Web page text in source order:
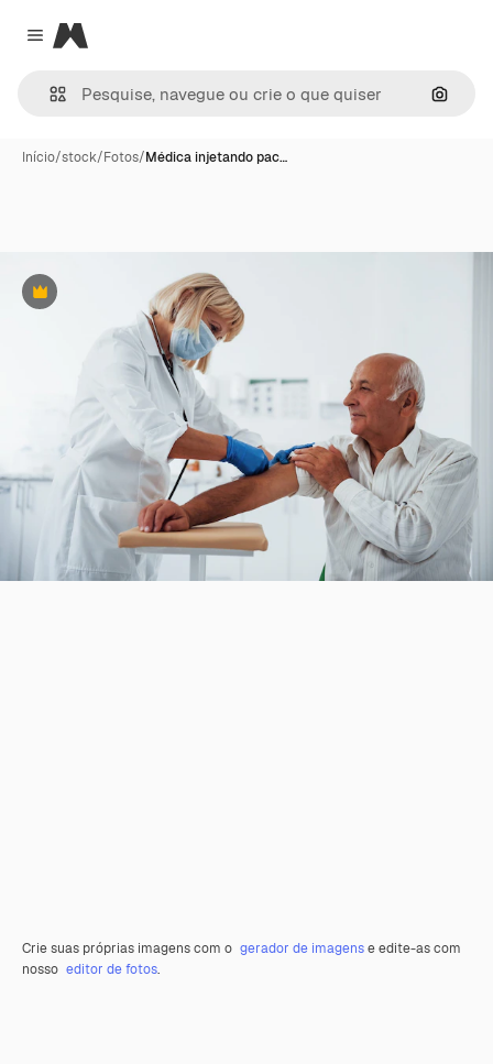
Close menu
Magnific
Início/stock/Fotos/Médica injetando pac…
Premium
Crie suas próprias imagens com o gerador de imagense edite-as com
nosso editor de fotos.